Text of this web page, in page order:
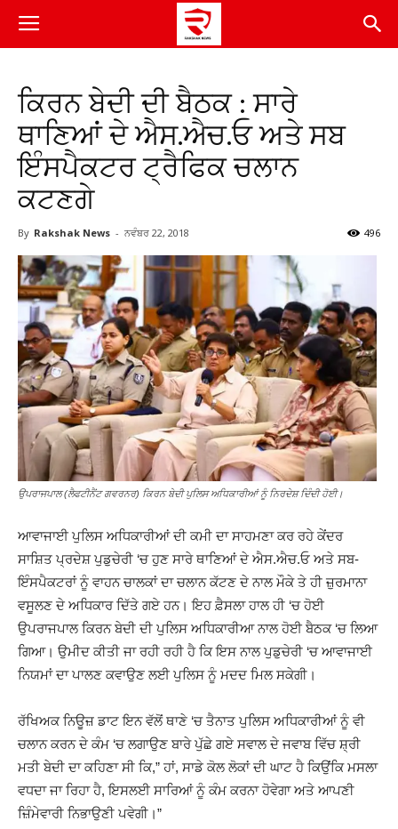
ਕਿਰਨ ਬੇਦੀ ਦੀ ਬੈਠਕ : ਸਾਰੇ
ਥਾਣਿਆਂ ਦੇ ਐਸ.ਐਚ.ਓ ਅਤੇ ਸਬ
ਇੰਸਪੈਕਟਰ ਟ੍ਰੈਫਿਕ ਚਲਾਨ
ਕਟਣਗੇ
By Rakshak News - ਨਵੰਬਰ 22, 2018 496
ਉਪਰਾਜਪਾਲ (ਲੈਫਟੀਨੈਂਟ ਗਵਰਨਰ) ਕਿਰਨ ਬੇਦੀ ਪੁਲਿਸ ਅਧਿਕਾਰੀਆਂ ਨੂੰ ਨਿਰਦੇਸ਼ ਦਿੰਦੀ ਹੋਈ।
ਆਵਾਜਾਈ ਪੁਲਿਸ ਅਧਿਕਾਰੀਆਂ ਦੀ ਕਮੀ ਦਾ ਸਾਹਮਣਾ ਕਰ ਰਹੇ ਕੇਂਦਰ
ਸਾਸ਼ਿਤ ਪ੍ਰਦੇਸ਼ ਪੁਡੁਚੇਰੀ ‘ਚ ਹੁਣ ਸਾਰੇ ਥਾਣਿਆਂ ਦੇ ਐਸ.ਐਚ.ਓ ਅਤੇ ਸਬ-
ਇੰਸਪੈਕਟਰਾਂ ਨੂੰ ਵਾਹਨ ਚਾਲਕਾਂ ਦਾ ਚਲਾਨ ਕੱਟਣ ਦੇ ਨਾਲ ਮੌਕੇ ਤੇ ਹੀ ਜ਼ੁਰਮਾਨਾ
ਵਸੂਲਣ ਦੇ ਅਧਿਕਾਰ ਦਿੱਤੇ ਗਏ ਹਨ। ਇਹ ਫ਼ੈਸਲਾ ਹਾਲ ਹੀ ‘ਚ ਹੋਈ
ਉਪਰਾਜਪਾਲ ਕਿਰਨ ਬੇਦੀ ਦੀ ਪੁਲਿਸ ਅਧਿਕਾਰੀਆ ਨਾਲ ਹੋਈ ਬੈਠਕ ‘ਚ ਲਿਆ
ਗਿਆ। ਉਮੀਦ ਕੀਤੀ ਜਾ ਰਹੀ ਰਹੀ ਹੈ ਕਿ ਇਸ ਨਾਲ ਪੁਡੁਚੇਰੀ ‘ਚ ਆਵਾਜਾਈ
ਨਿਯਮਾਂ ਦਾ ਪਾਲਣ ਕਵਾਉਣ ਲਈ ਪੁਲਿਸ ਨੂੰ ਮਦਦ ਮਿਲ ਸਕੇਗੀ।
ਰੱਖਿਅਕ ਨਿਊਜ਼ ਡਾਟ ਇਨ ਵੱਲੋਂ ਥਾਣੇ ‘ਚ ਤੈਨਾਤ ਪੁਲਿਸ ਅਧਿਕਾਰੀਆਂ ਨੂੰ ਵੀ
ਚਲਾਨ ਕਰਨ ਦੇ ਕੰਮ ‘ਚ ਲਗਾਉਣ ਬਾਰੇ ਪੁੱਛੇ ਗਏ ਸਵਾਲ ਦੇ ਜਵਾਬ ਵਿੱਚ ਸ਼੍ਰੀ
ਮਤੀ ਬੇਦੀ ਦਾ ਕਹਿਣਾ ਸੀ ਕਿ,” ਹਾਂ, ਸਾਡੇ ਕੋਲ ਲੋਕਾਂ ਦੀ ਘਾਟ ਹੈ ਕਿਉਂਕਿ ਮਸਲਾ
ਵਧਦਾ ਜਾ ਰਿਹਾ ਹੈ, ਇਸਲਈ ਸਾਰਿਆਂ ਨੂੰ ਕੰਮ ਕਰਨਾ ਹੋਵੇਗਾ ਅਤੇ ਆਪਣੀ
ਜ਼ਿੰਮੇਵਾਰੀ ਨਿਭਾਉਣੀ ਪਵੇਗੀ।”